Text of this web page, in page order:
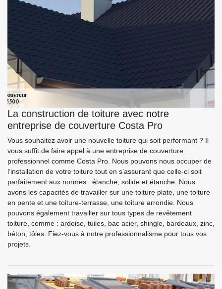
La construction de toiture avec notre
entreprise de couverture Costa Pro
Vous souhaitez avoir une nouvelle toiture qui soit performant ? Il
vous suffit de faire appel à une entreprise de couverture
professionnel comme Costa Pro. Nous pouvons nous occuper de
l’installation de votre toiture tout en s’assurant que celle-ci soit
parfaitement aux normes : étanche, solide et étanche. Nous
avons les capacités de travailler sur une toiture plate, une toiture
en pente et une toiture-terrasse, une toiture arrondie. Nous
pouvons également travailler sur tous types de revêtement
toiture, comme : ardoise, tuiles, bac acier, shingle, bardeaux, zinc,
béton, tôles. Fiez-vous à notre professionnalisme pour tous vos
projets.